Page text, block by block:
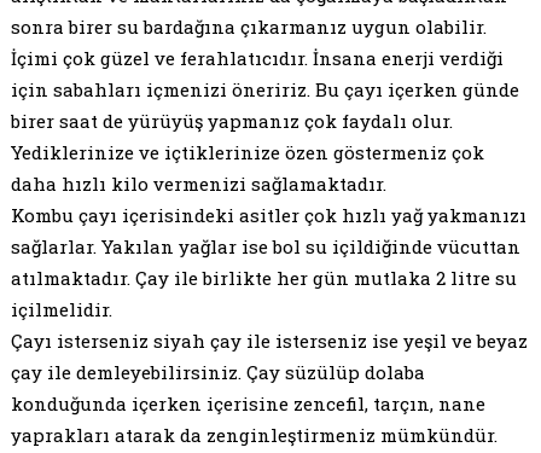
sonra birer su bardağına çıkarmanız uygun olabilir.
İçimi çok güzel ve ferahlatıcıdır. İnsana enerji verdiği
için sabahları içmenizi öneririz. Bu çayı içerken günde
birer saat de yürüyüş yapmanız çok faydalı olur.
Yediklerinize ve içtiklerinize özen göstermeniz çok
daha hızlı kilo vermenizi sağlamaktadır.
Kombu çayı içerisindeki asitler çok hızlı yağ yakmanızı
sağlarlar. Yakılan yağlar ise bol su içildiğinde vücuttan
atılmaktadır. Çay ile birlikte her gün mutlaka 2 litre su
içilmelidir.
Çayı isterseniz siyah çay ile isterseniz ise yeşil ve beyaz
çay ile demleyebilirsiniz. Çay süzülüp dolaba
konduğunda içerken içerisine zencefil, tarçın, nane
yaprakları atarak da zenginleştirmeniz mümkündür.